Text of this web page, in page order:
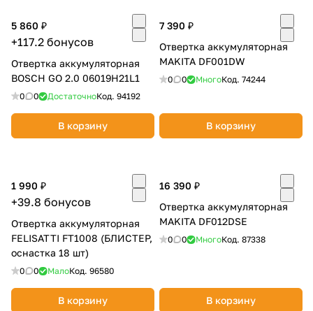
5 860 ₽
+117.2 бонусов
Отвертка аккумуляторная
BOSCH GO 2.0 06019H21L1
0 0 ДостаточноКод. 94192
В корзину
7 390 ₽
Отвертка аккумуляторная
MAKITA DF001DW
0 0 МногоКод. 74244
В корзину
1 990 ₽
+39.8 бонусов
Отвертка аккумуляторная
FELISATTI FT1008 (БЛИСТЕР,
оснастка 18 шт)
0 0 МалоКод. 96580
В корзину
16 390 ₽
Отвертка аккумуляторная
MAKITA DF012DSE
0 0 МногоКод. 87338
В корзину
25
раз в 2
недели
Остались вопросы?
8 800 302-02-51
plait.ru